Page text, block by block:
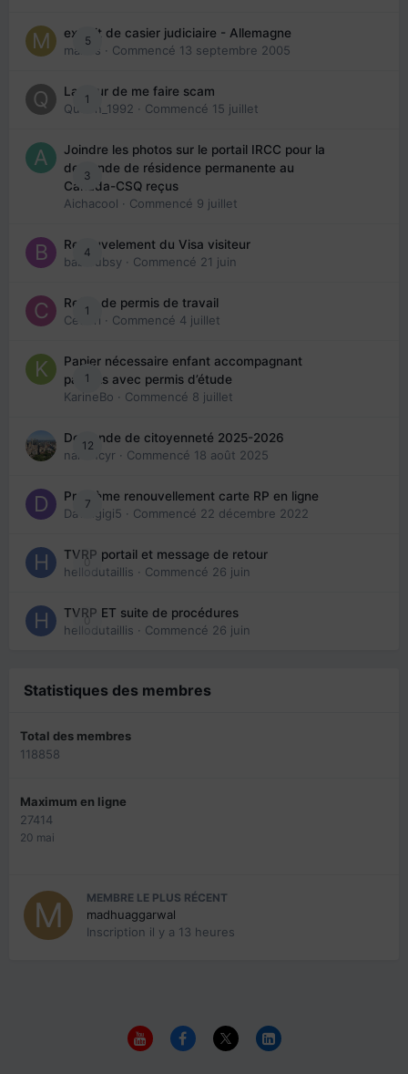
5
extrait de casier judiciaire - Allemagne
maries · Commencé 13 septembre 2005
1
La peur de me faire scam
Queen_1992 · Commencé 15 juillet
3
Joindre les photos sur le portail IRCC pour la
demande de résidence permanente au
Canada-CSQ reçus
Aichacool · Commencé 9 juillet
4
Renouvelement du Visa visiteur
babibubsy · Commencé 21 juin
1
Refus de permis de travail
Cedbri · Commencé 4 juillet
1
Papier nécessaire enfant accompagnant
parents avec permis d’étude
KarineBo · Commencé 8 juillet
12
Demande de citoyenneté 2025-2026
nanancyr · Commencé 18 août 2025
7
Problème renouvellement carte RP en ligne
Davidgigi5 · Commencé 22 décembre 2022
0
TVRP portail et message de retour
hellodutaillis · Commencé 26 juin
0
TVRP ET suite de procédures
hellodutaillis · Commencé 26 juin
Statistiques des membres
Total des membres
118858
Maximum en ligne
27414
20 mai
MEMBRE LE PLUS RÉCENT
madhuaggarwal
Inscription il y a 13 heures